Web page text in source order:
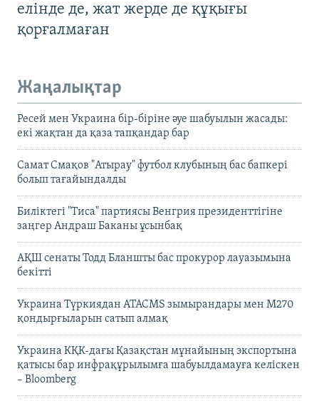
елінде де, жат жерде де құқығы
қорғалмаған
Жаңалықтар
Ресей мен Украина бір-біріне әуе шабуылын жасады:
екі жақтан да қаза тапқандар бар
Самат Смақов "Атырау" футбол клубының бас бапкері
болып тағайындалды
Биліктегі "Тиса" партиясы Венгрия президенттігіне
заңгер Андраш Баканы ұсынбақ
АҚШ сенаты Тодд Бланшты бас прокурор лауазымына
бекітті
Украина Түркиядан ATACMS зымырандары мен M270
қондырғыларын сатып алмақ
Украина КҚК-дағы Қазақстан мұнайының экспортына
қатысы бар инфрақұрылымға шабуылдамауға келіскен
– Bloomberg